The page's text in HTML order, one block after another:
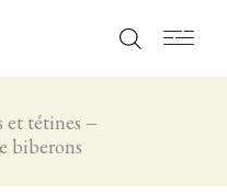
et tétines
biberons